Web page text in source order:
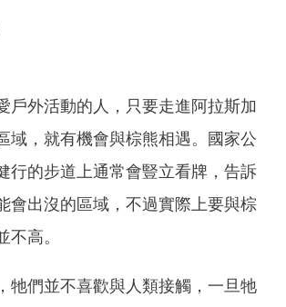
戶外活動的人，只要走進阿拉斯加
域，就有機會與棕熊相遇。國家公
行的步道上通常會豎立看牌，告訴
會出沒的區域，不過實際上要與棕
不高。
牠們並不喜歡與人類接觸，一旦牠